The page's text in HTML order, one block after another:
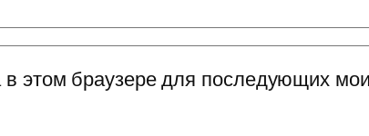
этом браузере для последующих